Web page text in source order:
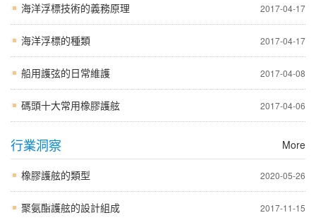
2017-04-17
海洋浮標技術的義務原理
2017-04-17
海洋浮標的種類
2017-04-08
船用護弦的日常維護
2017-04-06
碼頭十大常用橡膠護舷
More
行業洞察
2020-05-26
橡膠護舷的類型
2017-11-15
聚氨酯護舷的設計組成